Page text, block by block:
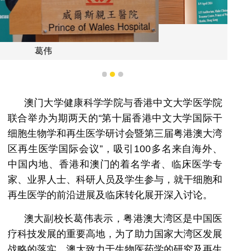
段崇智
1 2 3
澳门大学健康科学学院与香港中文大学医学院
联合举办为期两天的“第十届香港中文大学国际干
细胞生物学和再生医学研讨会暨第三届粤港澳大湾
区再生医学国际会议”，吸引100多名来自海外、
中国内地、香港和澳门的着名学者、临床医学专
家、业界人士、科研人员及学生参与，就干细胞和
再生医学的前沿进展及临床转化展开深入讨论。
澳大副校长葛伟表示，粤港澳大湾区是中国医
疗科技发展的重要高地，为了助力国家大湾区发展